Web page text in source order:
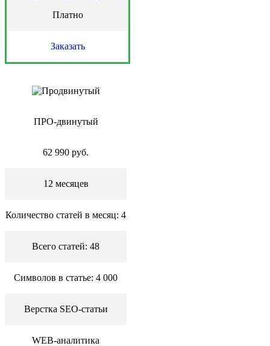
Платно
Заказать
ПРО-двинутый
62 990 руб.
12 месяцев
Количество статей в месяц: 4
Всего статей: 48
Символов в статье: 4 000
Верстка SEO-статьи
WEB-аналитика